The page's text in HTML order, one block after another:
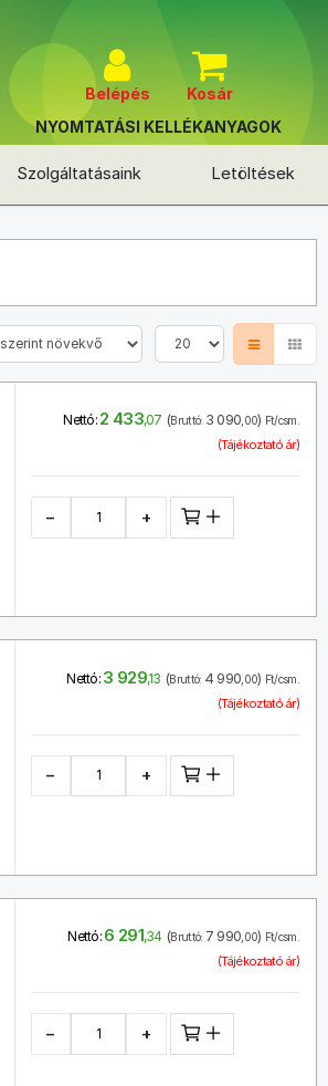
Belépés
Kosár
NYOMTATÁSI KELLÉKANYAGOK
Szolgáltatásaink Letöltések
Nettó: 2 433,07 (Bruttó: 3 090,00) Ft/csm.
(Tájékoztató ár)
− +
Nettó: 3 929,13 (Bruttó: 4 990 ,00) Ft/csm.
(Tájékoztató ár)
− +
Nettó: 6 291,34 (Bruttó: 7 990,00) Ft/csm.
(Tájékoztató ár)
− +